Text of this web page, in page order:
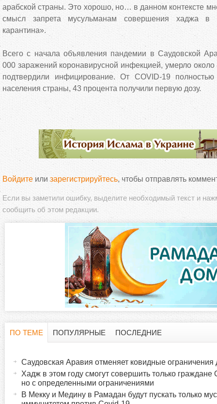
арабской страны. Это хорошо, но… в данном контексте
смысл запрета мусульманам совершения хаджа
карантина».
Всего с начала объявления пандемии в Саудовской
000 заражений коронавирусной инфекцией, умерло около
подтвердили инфицирование. От COVID-19
населения страны, 43 процента получили первую дозу.
Войдите илизарегистрируйтесь, чтобы отправлять
Если вы заметили ошибку, выделите необходимый текст и
сообщить об этом редакции.
ПО ТЕМЕ
ПОПУЛЯРНЫЕ ПОСЛЕДНИЕ
Саудовская Аравия отменяет ковидные ограничения
Хадж в этом году смогут совершить только
но с определенными ограничениями
В Мекку и Медину в Рамадан будут пускать только